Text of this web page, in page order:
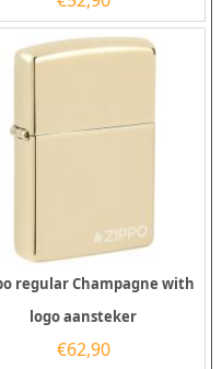
regular Champagne with
logo aansteker
€62,90